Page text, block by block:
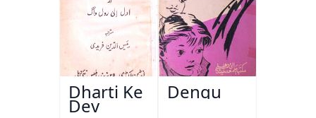
Dharti Ke
Dev
Dengu